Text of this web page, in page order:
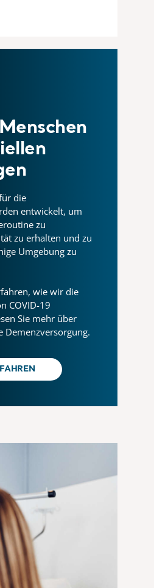
die
entwickelt, um
zu
zu erhalten und zu
Umgebung zu
wie wir die
COVID-19
Sie mehr über
Demenzversorgung.